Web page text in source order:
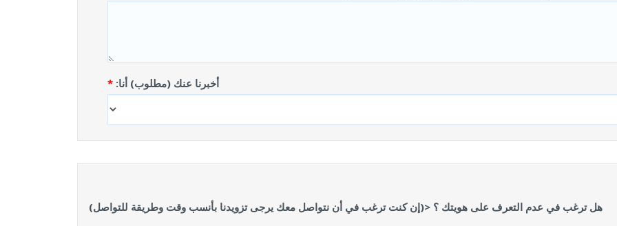
أخبرنا عنك (مطلوب) أنا:
هل ترغب في عدم التعرف على هويتك ؟ <(إن كنت ترغب في أن نتواصل معك يرجى تزويدنا بأنسب وقت وطريقة للتواصل)